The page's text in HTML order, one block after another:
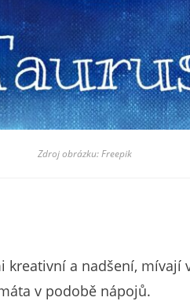
Zdroj obrázku: Freepik
kreativní a nadšení, mívají
v podobě nápojů.